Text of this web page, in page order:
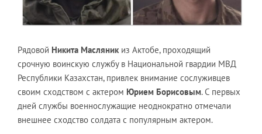
Рядовой Никита Масляник из Актобе, проходящий
срочную воинскую службу в Национальной гвардии МВД
Республики Казахстан, привлек внимание сослуживцев
своим сходством с актером Юрием Борисовым. С первых
дней службы военнослужащие неоднократно отмечали
внешнее сходство солдата с популярным актером.